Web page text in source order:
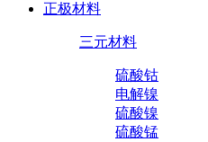
正极材料
三元材料
硫酸钴
电解镍
硫酸镍
硫酸锰